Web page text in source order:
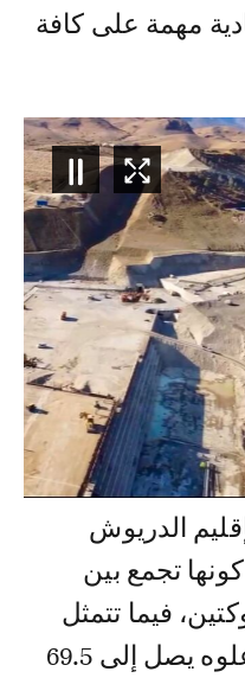
مهمة على كافة
الدريوش
تجمع بين
فيما تتمثل
خصائصه التقنية في أن علوه يصل إلى 69.5